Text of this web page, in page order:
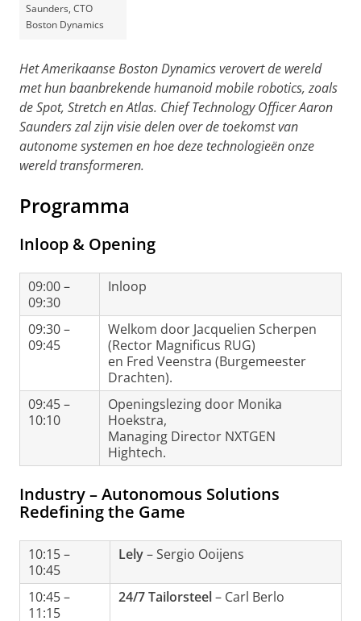
Saunders, CTO
Boston Dynamics
Het Amerikaanse Boston Dynamics verovert de wereld
met hun baanbrekende humanoid mobile robotics, zoals
de Spot, Stretch en Atlas. Chief Technology Officer Aaron
Saunders zal zijn visie delen over de toekomst van
autonome systemen en hoe deze technologieën onze
wereld transformeren.
Programma
Inloop & Opening
09:00 –
09:30
Inloop
09:30 –
09:45
Welkom door Jacquelien Scherpen
(Rector Magnificus RUG)
en Fred Veenstra (Burgemeester
Drachten).
09:45 –
10:10
Openingslezing door Monika
Hoekstra,
Managing Director NXTGEN
Hightech.
Industry – Autonomous Solutions
Redefining the Game
10:15 –
10:45
Lely– Sergio Ooijens
10:45 –
11:15
24/7 Tailorsteel– Carl Berlo